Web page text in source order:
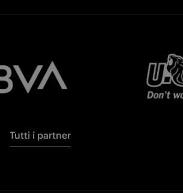
Tutti i partner